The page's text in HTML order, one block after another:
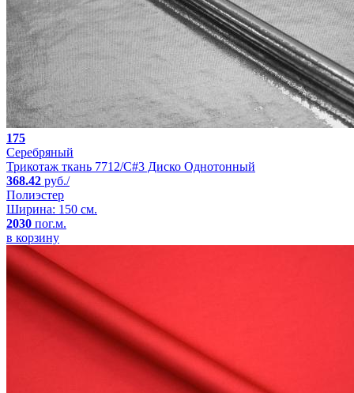
175
Серебряный
Трикотаж ткань 7712/C#3 Диско Однотонный
368.42 руб./
Полиэстер
Ширина: 150 см.
2030 пог.м.
в корзину